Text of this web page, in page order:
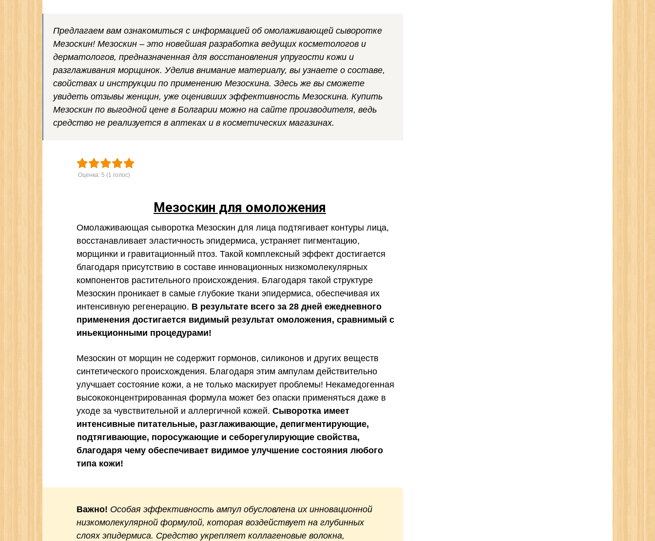
Предлагаем вам ознакомиться с информацией об омолаживающей сыворотке
Мезоскин! Мезоскин – это новейшая разработка ведущих косметологов и
дерматологов, предназначенная для восстановления упругости кожи и
разглаживания морщинок. Уделив внимание материалу, вы узнаете о составе,
свойствах и инструкции по применению Мезоскина. Здесь же вы сможете
увидеть отзывы женщин, уже оценивших эффективность Мезоскина. Купить
Мезоскин по выгодной цене в Болгарии можно на сайте производителя, ведь
средство не реализуется в аптеках и в косметических магазинах.
Оценка: 5 (1 голос)
Мезоскин для омоложения
Омолаживающая сыворотка Мезоскин для лица подтягивает контуры лица,
восстанавливает эластичность эпидермиса, устраняет пигментацию,
морщинки и гравитационный птоз. Такой комплексный эффект достигается
благодаря присутствию в составе инновационных низкомолекулярных
компонентов растительного происхождения. Благодаря такой структуре
Мезоскин проникает в самые глубокие ткани эпидермиса, обеспечивая их
интенсивную регенерацию. В результате всего за 28 дней ежедневного
применения достигается видимый результат омоложения, сравнимый с
иньекционными процедурами!
Мезоскин от морщин не содержит гормонов, силиконов и других веществ
синтетического происхождения. Благодаря этим ампулам действительно
улучшает состояние кожи, а не только маскирует проблемы! Некамедогенная
высококонцентрированная формула может без опаски применяться даже в
уходе за чувствительной и аллергичной кожей. Сыворотка имеет
интенсивные питательные, разглаживающие, депигментирующие,
подтягивающие, поросужающие и себорегулирующие свойства,
благодаря чему обеспечивает видимое улучшение состояния любого
типа кожи!
Важно! Особая эффективность ампул обусловлена их инновационной
низкомолекулярной формулой, которая воздействует на глубинных
слоях эпидермиса. Средство укрепляет коллагеновые волокна,